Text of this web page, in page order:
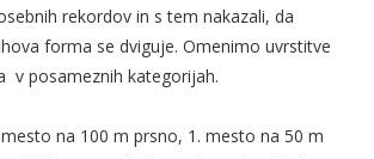
rekordov in s tem nakazali, da
forma se dviguje. Omenimo uvrstitve
v posameznih kategorijah.
mesto na 100 m prsno, 1. mesto na 50 m